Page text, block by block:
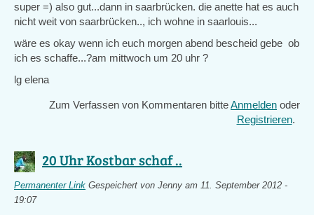
super =) also gut...dann in saarbrücken. die anette hat es auch
nicht weit von saarbrücken.., ich wohne in saarlouis...
wäre es okay wenn ich euch morgen abend bescheid gebe ob
ich es schaffe...?am mittwoch um 20 uhr ?
lg elena
Zum Verfassen von Kommentaren bitteAnmelden oder
Registrieren.
20 Uhr Kostbar schaf ..
Permanenter Link Gespeichert von Jenny am 11. September 2012 -
19:07